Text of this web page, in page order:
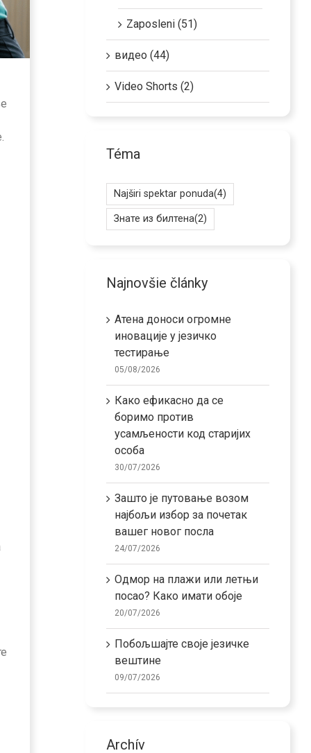
Zaposleni (51)
видео (44)
Video Shorts (2)
Téma
Najširi spektar ponuda(4)
Знате из билтена(2)
Najnovšie články
Атена доноси огромне
иновације у језичко
тестирање
05/08/2026
Како ефикасно да се
боримо против
усамљености код старијих
особа
30/07/2026
Зашто је путовање возом
најбољи избор за почетак
вашег новог посла
24/07/2026
Одмор на плажи или летњи
посао? Како имати обоје
20/07/2026
Побољшајте своје језичке
вештине
09/07/2026
Archív